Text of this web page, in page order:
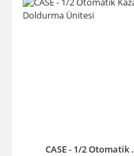
CASE - 1/2 Otomatik